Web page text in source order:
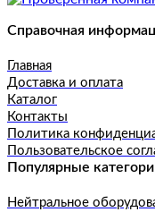
Справочная
Главная
Доставка и оплата
Каталог
Контакты
Политика
Пользовательское
Популярные
Нейтральное